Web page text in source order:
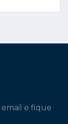
email e fique